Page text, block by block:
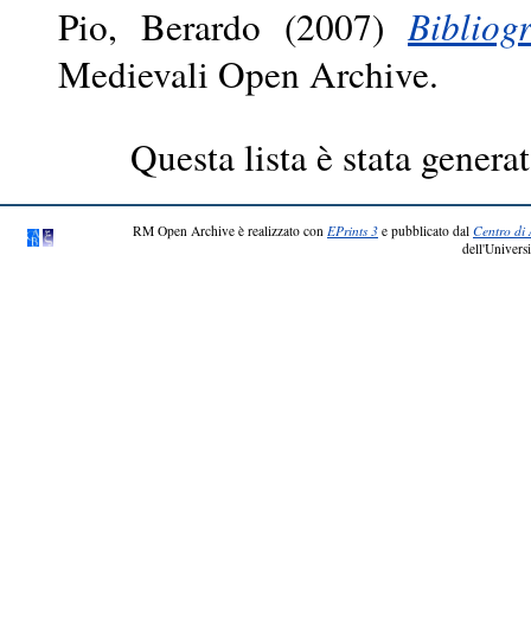
Pio, Berardo (2007)
Medievali Open Archive.
Questa lista è stata
RM Open Archive è realizzato con EPrints 3 e pubblicato dal Centro di